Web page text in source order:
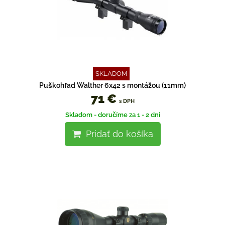
SKLADOM
Puškohľad Walther 6x42 s montážou (11mm)
71 € s DPH
Skladom - doručíme za 1 - 2 dni
Pridať do košíka